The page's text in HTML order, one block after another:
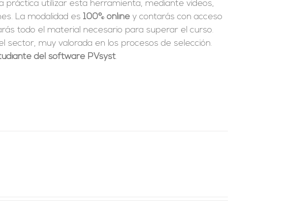
práctica utilizar esta herramienta, mediante videos,
La modalidad es100% online y contarás con acceso
todo el material necesario para superar el curso.
sector, muy valorada en los procesos de selección.
del software PVsyst.